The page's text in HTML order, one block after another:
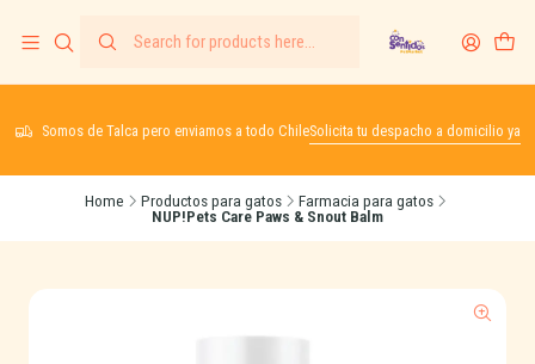
Somos de Talca pero enviamos a todo ChileSolicita tu despacho a domicilio ya
Home Productos para gatos
Farmacia para gatos
NUP!Pets Care Paws & Snout Balm